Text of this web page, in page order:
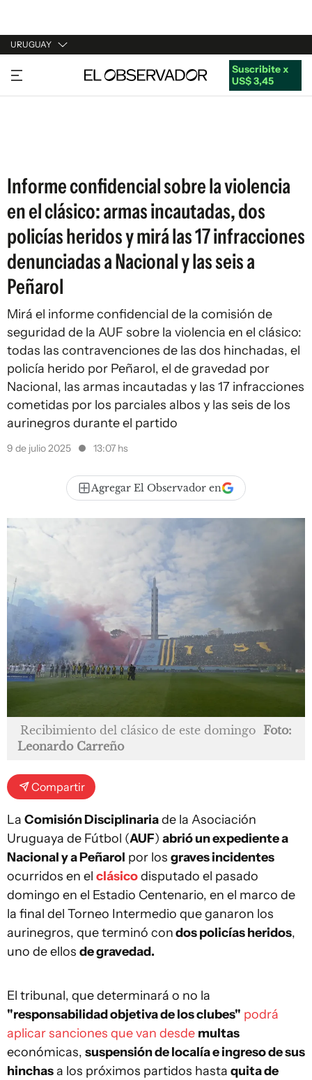
URUGUAY
URUGUAY
ARGENTINA
Suscribite x
US$ 3,45
Informe confidencial sobre la violencia
en el clásico: armas incautadas, dos
policías heridos y mirá las 17 infracciones
denunciadas a Nacional y las seis a
Peñarol
Mirá el informe confidencial de la comisión de
seguridad de la AUF sobre la violencia en el clásico:
todas las contravenciones de las dos hinchadas, el
policía herido por Peñarol, el de gravedad por
Nacional, las armas incautadas y las 17 infracciones
cometidas por los parciales albos y las seis de los
aurinegros durante el partido
9 de julio 2025 13:07 hs
Agregar El Observador en
Recibimiento del clásico de este domingo Foto:
Leonardo Carreño
Compartir
La Comisión Disciplinariade la Asociación
Uruguaya de Fútbol (AUF) abrió un expediente a
Nacional y a Peñarol por los graves incidentes
ocurridos en el clásicodisputado el pasado
domingo en el Estadio Centenario, en el marco de
la final del Torneo Intermedio que ganaron los
aurinegros, que terminó condos policías heridos,
uno de ellos de gravedad.
El tribunal, que determinará o no la
"responsabilidad objetiva de los clubes" podrá
aplicar sanciones que van desde multas
económicas, suspensión de localía e ingreso de sus
hinchasa los próximos partidos hasta quita de